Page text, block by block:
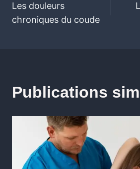
Les douleurs
chroniques du coude
Publications